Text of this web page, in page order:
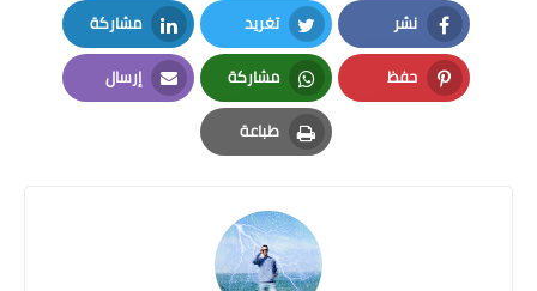
نشر
Facebook
تغريد
Twitter
مشاركة
LinkedIn
حفظ
Pinterest
مشاركة
Whatsapp
إرسال
Email
طباعة
Print